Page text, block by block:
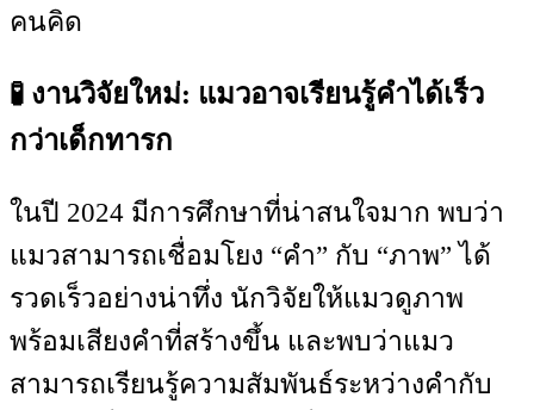
คนคิด
🧪 งานวิจัยใหม่: แมวอาจเรียนรู้คำได้เร็ว
กว่าเด็กทารก
ในปี 2024 มีการศึกษาที่น่าสนใจมาก พบว่า
แมวสามารถเชื่อมโยง “คำ” กับ “ภาพ” ได้
รวดเร็วอย่างน่าทึ่ง นักวิจัยให้แมวดูภาพ
พร้อมเสียงคำที่สร้างขึ้น และพบว่าแมว
สามารถเรียนรู้ความสัมพันธ์ระหว่างคำกับ